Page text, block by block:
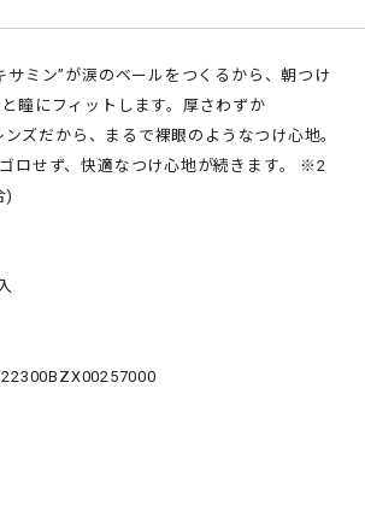
サミン”が涙のベールをつくるから、朝つけ
瞳にフィットします。厚さわずか
ズだから、まるで裸眼のようなつけ心地。
ロせず、快適なつけ心地が続きます。 ※2
)